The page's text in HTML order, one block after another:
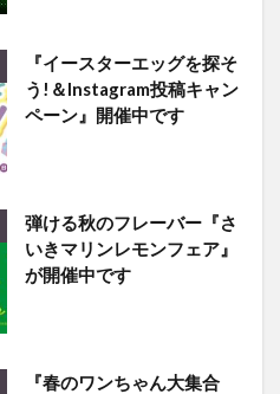
『イースターエッグを探そ
う!＆Instagram投稿キャン
ペーン』開催中です
弾ける秋のフレーバー『さ
いきマリンレモンフェア』
が開催中です
『春のワンちゃん大集合